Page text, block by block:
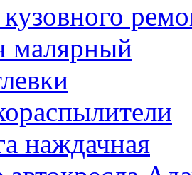
малярный
наждачная